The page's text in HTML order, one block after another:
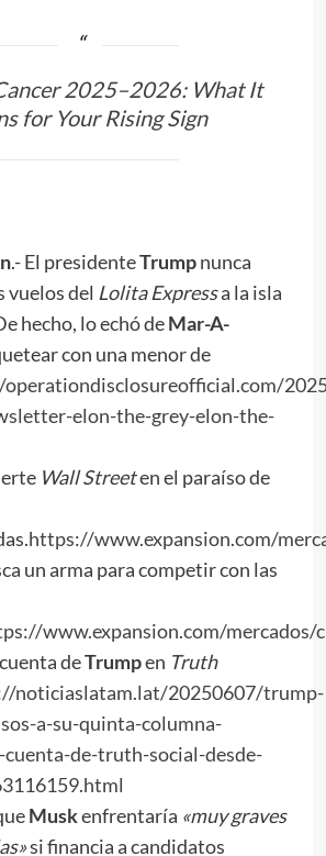
2025–2026: What It
for Your Rising Sign
.- El presidenteTrumpnunca
vuelos del Lolita Expressa la isla
hecho, lo echó deMar-A-
con una menor de
elon-the-grey-elon-the-
Wall Streeten el paraíso de
https://www.expansion.com/
un arma para competir con las
www.expansion.com/
deTrumpen Truth
noticiaslatam.lat/20250607/trump-
a-su-quinta-columna-
cuenta-de-truth-social-desde-
Muskenfrentaría «muy graves
si financia a candidatos